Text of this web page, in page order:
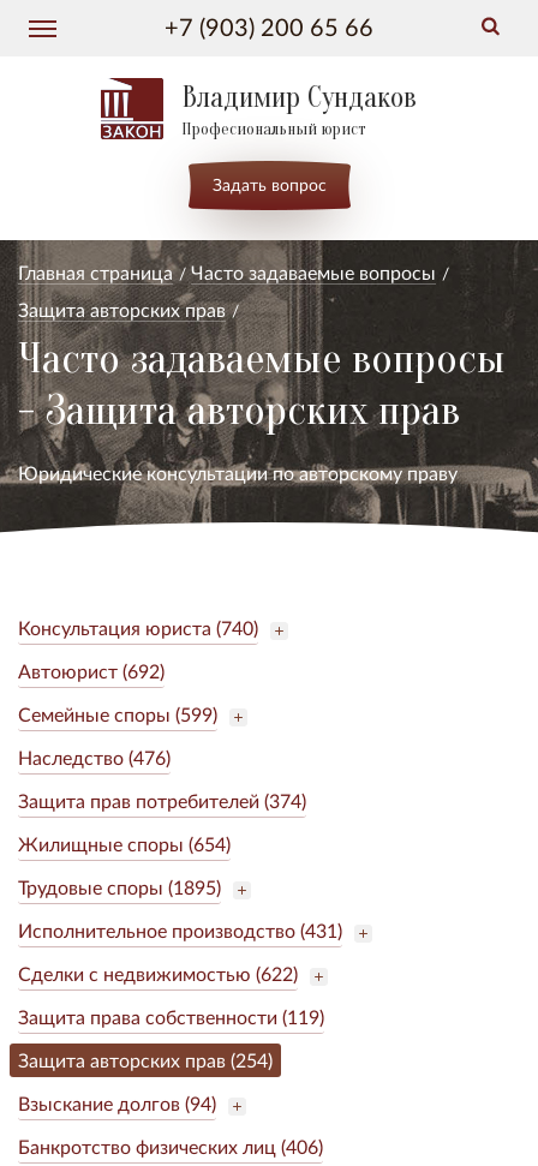
+7 (903) 200 65 66
Владимир Сундаков
Професиональный юрист
Задать вопрос
Главная страница
Часто задаваемые вопросы
Защита авторских прав
Часто задаваемые вопросы
- Защита авторских прав
Юридические консультации по авторскому праву
Консультация юриста (740)
Автоюрист (692)
Семейные споры (599)
Наследство (476)
Защита прав потребителей (374)
Жилищные споры (654)
Трудовые споры (1895)
Исполнительное производство (431)
Сделки с недвижимостью (622)
Защита права собственности (119)
Защита авторских прав (254)
Взыскание долгов (94)
Банкротство физических лиц (406)